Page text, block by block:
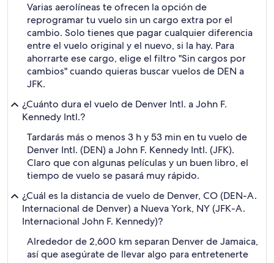
Varias aerolíneas te ofrecen la opción de
reprogramar tu vuelo sin un cargo extra por el
cambio. Solo tienes que pagar cualquier diferencia
entre el vuelo original y el nuevo, si la hay. Para
ahorrarte ese cargo, elige el filtro "Sin cargos por
cambios" cuando quieras buscar vuelos de DEN a
JFK.
¿Cuánto dura el vuelo de Denver Intl. a John F.
Kennedy Intl.?
Tardarás más o menos 3 h y 53 min en tu vuelo de
Denver Intl. (DEN) a John F. Kennedy Intl. (JFK).
Claro que con algunas películas y un buen libro, el
tiempo de vuelo se pasará muy rápido.
¿Cuál es la distancia de vuelo de Denver, CO (DEN-A.
Internacional de Denver) a Nueva York, NY (JFK-A.
Internacional John F. Kennedy)?
Alrededor de 2,600 km separan Denver de Jamaica,
así que asegúrate de llevar algo para entretenerte